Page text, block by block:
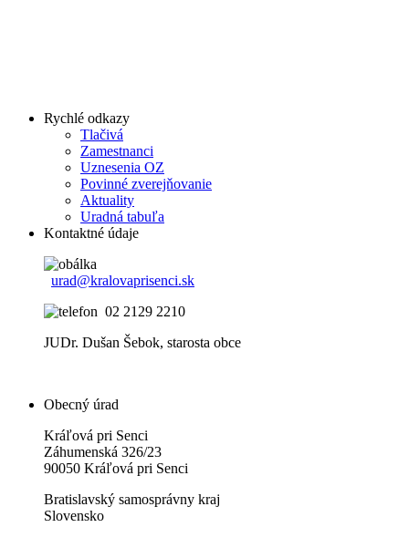
Rychlé odkazy
Tlačivá
Zamestnanci
Uznesenia OZ
Povinné zverejňovanie
Aktuality
Uradná tabuľa
Kontaktné údaje
urad@kralovaprisenci.sk
02 2129 2210
JUDr. Dušan Šebok, starosta obce
Obecný úrad
Kráľová pri Senci
Záhumenská 326/23
90050 Kráľová pri Senci
Bratislavský samosprávny kraj
Slovensko